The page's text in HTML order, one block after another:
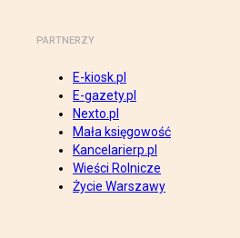
PARTNERZY
E-kiosk.pl
E-gazety.pl
Nexto.pl
Mała księgowość
Kancelarierp.pl
Wieści Rolnicze
Życie Warszawy